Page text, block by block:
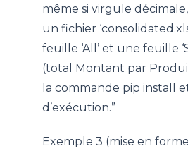
même si virgule
un fichier
feuille ‘All’ et une feuille
(total Montant par
la commande pip install
d’exécution.”
Exemple 3 (mise en